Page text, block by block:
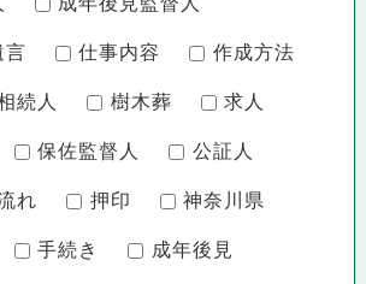
言 仕事内容 作成方法
続人 樹木葬 求人
保佐監督人 公証人
れ 押印 神奈川県
手続き 成年後見